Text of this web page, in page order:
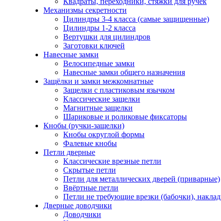
Механизмы секретности
Цилиндры 3-4 класса (самые защищенные)
Цилиндры 1-2 класса
Вертушки для цилиндров
Заготовки ключей
Навесные замки
Велосипедные замки
Навесные замки общего назначения
Защёлки и замки межкомнатные
Защелки с пластиковым язычком
Классические защелки
Магнитные защелки
Шариковые и роликовые фиксаторы
Кнобы (ручки-защелки)
Кнобы округлой формы
Фалевые кнобы
Петли дверные
Классические врезные петли
Скрытые петли
Петли для металлических дверей (приварные)
Ввёртные петли
Петли не требующие врезки (бабочки),
Дверные доводчики
Доводчики